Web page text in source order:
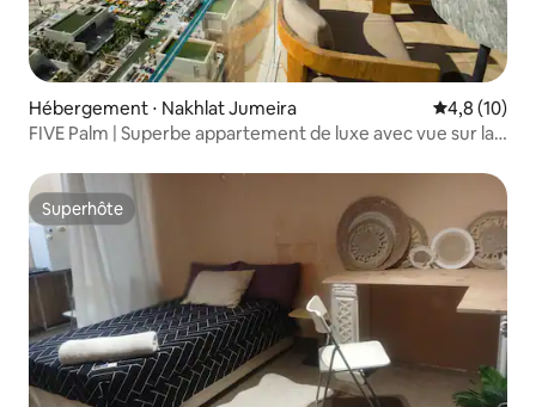
Hébergement ⋅ Nakhlat Jumeira Évaluation
4,8 (10)
FIVE Palm | Superbe appartement de luxe avec vue sur la
Superhôte
Superhôte